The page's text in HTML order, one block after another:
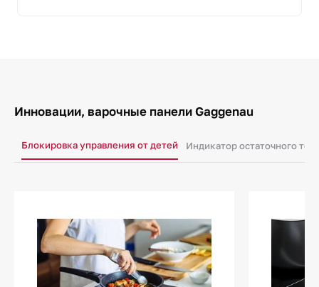
Инновации, варочные панели Gaggenau
Блокировка управления от детей Индикатор остаточного